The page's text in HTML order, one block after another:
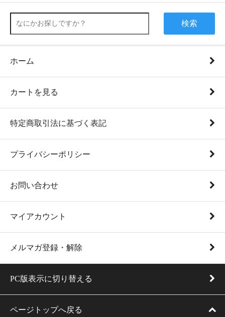
検索
ホーム
カートを見る
特定商取引法に基づく表記
プライバシーポリシー
お問い合わせ
マイアカウント
メルマガ登録・解除
PC版表示に切り替える
ページトップへ戻る